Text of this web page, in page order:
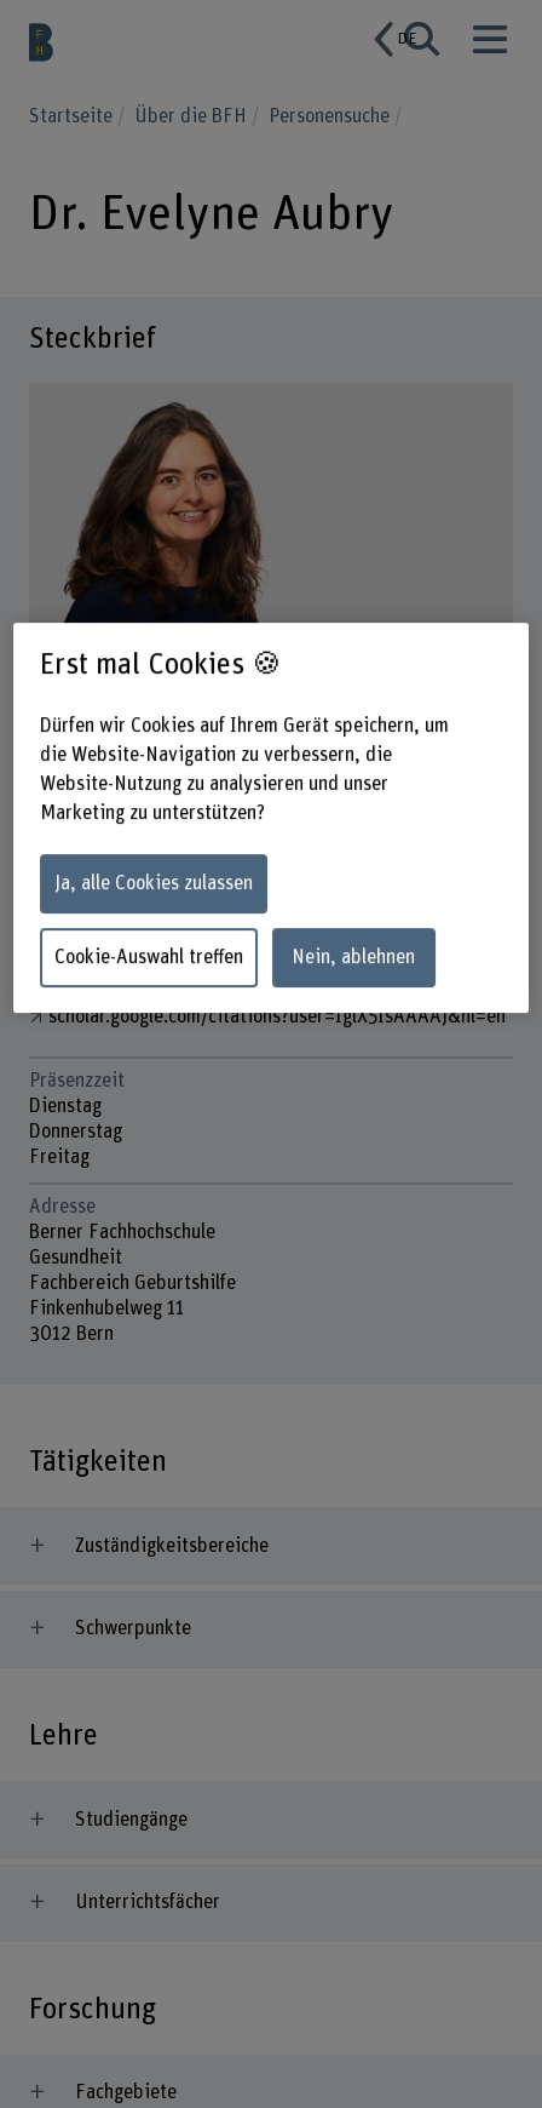
DE
Startseite Über die BFH Personensuche
Dr. Evelyne Aubry
Steckbrief
Dr. Evelyne Aubry
Dozentin
Kontakt
+41 31 848 35 83
E-Mail anzeigen
www.bfh.ch/de/evelyne-aubry
scholar.google.com/citations?user=IglX5IsAAAAJ&hl=en
Präsenzzeit
Dienstag
Donnerstag
Freitag
Adresse
Berner Fachhochschule
Gesundheit
Fachbereich Geburtshilfe
Finkenhubelweg 11
3012 Bern
Tätigkeiten
Zuständigkeitsbereiche
Schwerpunkte
Lehre
Studiengänge
Unterrichtsfächer
Forschung
Fachgebiete
Erst mal Cookies 🍪
Dürfen wir Cookies auf Ihrem Gerät speichern, um
die Website-Navigation zu verbessern, die
Website-Nutzung zu analysieren und unser
Marketing zu unterstützen?
Ja, alle Cookies zulassen
Cookie-Auswahl treffen Nein, ablehnen